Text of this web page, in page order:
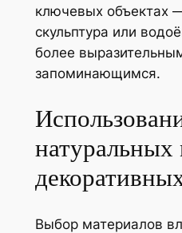
ключевых объектах
скульптура или
более
запоминающимся.
натуральных
Выбор материалов